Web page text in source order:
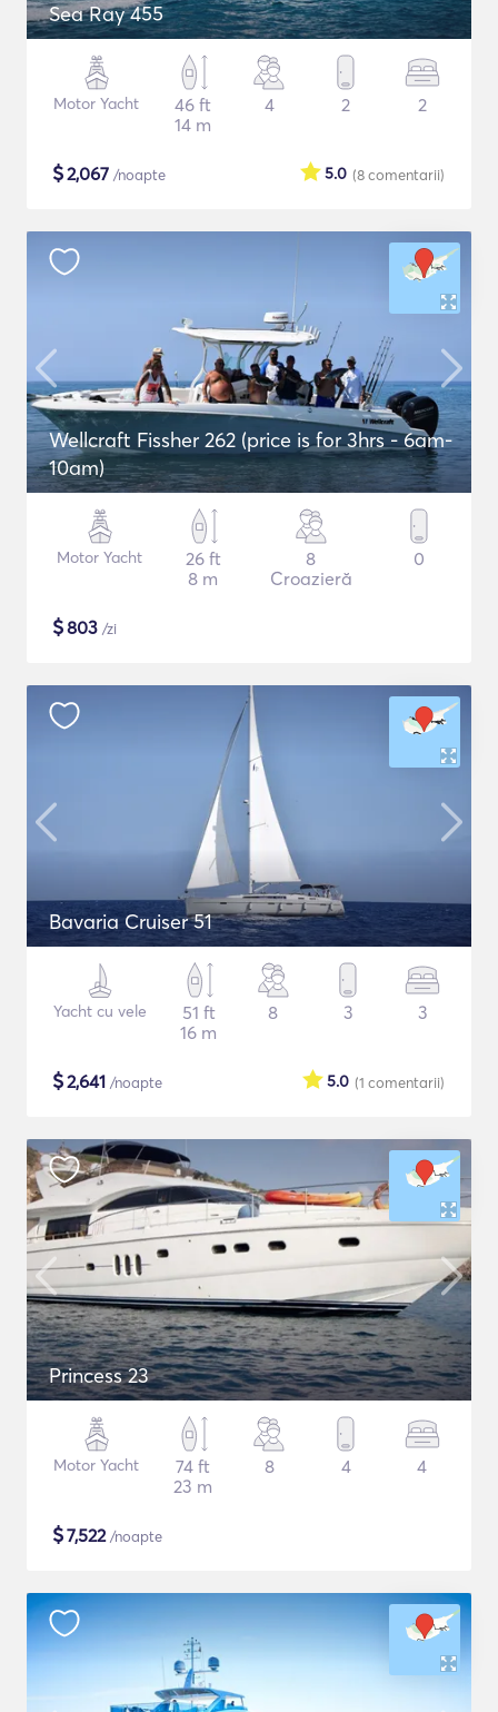
Sea Ray 455
Motor Yacht
46 ft
14 m
4 2 2
$2,067 /noapte (8comentarii)
5.0
Wellcraft Fissher 262 (price is for 3hrs - 6am-
10am)
Motor Yacht
26 ft
8 m
8
Croazieră
0
$803 /zi
Bavaria Cruiser 51
Yacht cu vele
51 ft
16 m
8 3 3
$2,641 /noapte (1 comentarii)
5.0
Princess 23
Motor Yacht
74 ft
23 m
8 4 4
$7,522/noapte